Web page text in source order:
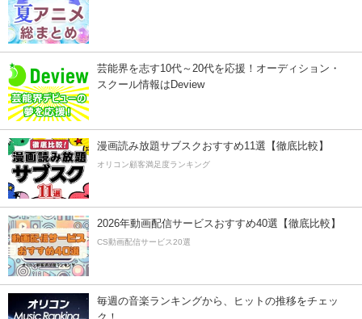
芸能界を志す10代～20代を応援！オーディション・
スクール情報はDeview
漫画読み放題サブスクおすすめ11選【徹底比較】
オリコン顧客満足度ランキング
2026年動画配信サービスおすすめ40選【徹底比較】
CS動画配信サービス20選
毎週の音楽ランキングから、ヒットの推移をチェッ